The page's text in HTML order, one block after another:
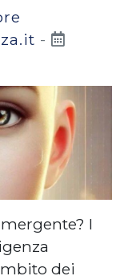
-
I
dei